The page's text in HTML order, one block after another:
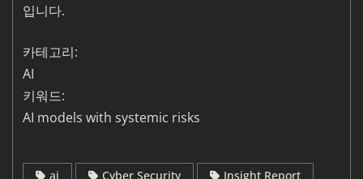
입니다.
카테고리:
AI
키워드:
AI models with systemic risks
ai Cyber Security Insight Report